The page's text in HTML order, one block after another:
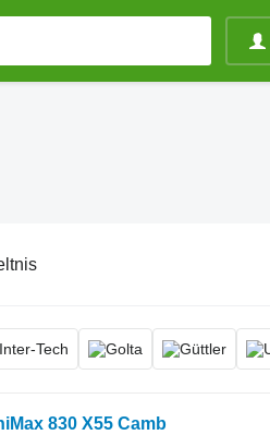
830 X55 Camb